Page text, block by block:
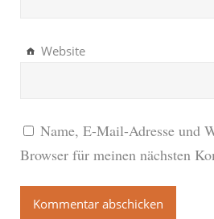
Website
Name, E-Mail-Adresse und
Browser für meinen nächsten